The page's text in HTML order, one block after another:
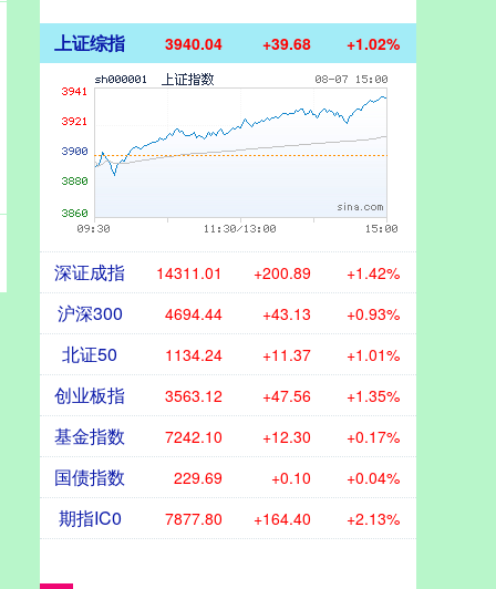
上证综指 3940.04 +39.68 +1.02%
深证成指 14311.01 +200.89 +1.42%
沪深300 4694.44 +43.13 +0.93%
北证50 1134.24 +11.37 +1.01%
创业板指 3563.12 +47.56 +1.35%
基金指数 7242.10 +12.30 +0.17%
国债指数 229.69 +0.10 +0.04%
期指IC0 7877.80 +164.40 +2.13%